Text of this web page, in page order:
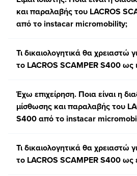
και παραλαβής του LACROS
από το instacar micromobility;
Τι δικαιολογητικά θα χρειαστώ
το LACROS SCAMPER S400 ως
Έχω επιχείρηση. Ποια είναι η
μίσθωσης και παραλαβής του
S400 από το instacar
Τι δικαιολογητικά θα χρειαστώ
το LACROS SCAMPER S400 ως